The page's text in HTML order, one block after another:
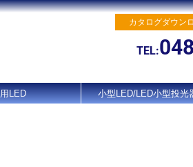
カタログダウン
TEL:
LED 小型LED/LED小型投光